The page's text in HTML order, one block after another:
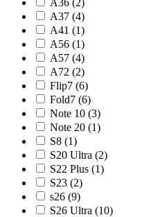
A37 (4)
A41 (1)
A56 (1)
A57 (4)
A72 (2)
Flip7 (6)
Fold7 (6)
Note 10 (3)
Note 20 (1)
S8 (1)
S20 Ultra (2)
S22 Plus (1)
S23 (2)
s26 (9)
S26 Ultra (10)